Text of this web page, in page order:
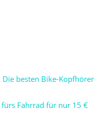
Die besten Bike-Kopfhörer
fürs Fahrrad für nur 15 €